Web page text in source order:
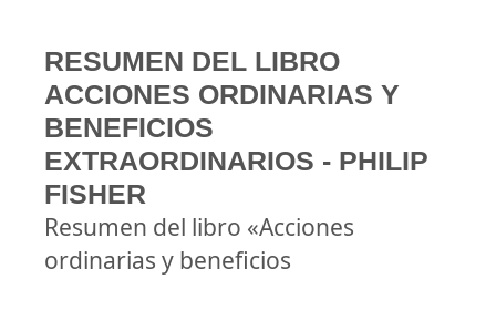
RESUMEN DEL LIBRO
ACCIONES ORDINARIAS Y
BENEFICIOS
EXTRAORDINARIOS - PHILIP
FISHER
Resumen del libro «Acciones
ordinarias y beneficios